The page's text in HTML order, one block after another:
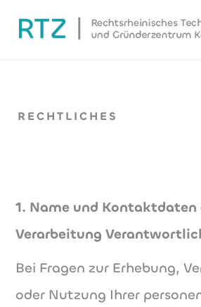
RECHTLICHES
1. Name und Kontaktdaten
Verarbeitung
Bei Fragen zur Erhebung,
oder Nutzung Ihrer